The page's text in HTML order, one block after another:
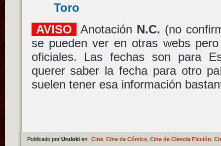
Toro
AVISO
Anotación N.C. (no
se pueden ver en otras webs
oficiales. Las fechas son para
querer saber la fecha para otro
suelen tener esa información
Publicado por Uruloki en Cine, Cine de Cómics, Cine de Ciencia Ficción